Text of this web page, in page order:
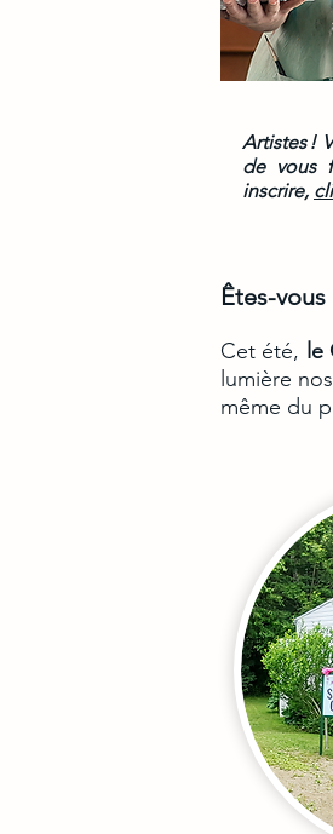
Artistes !
de vous
inscrire,
Êtes-
Cet été,
lumière
même du